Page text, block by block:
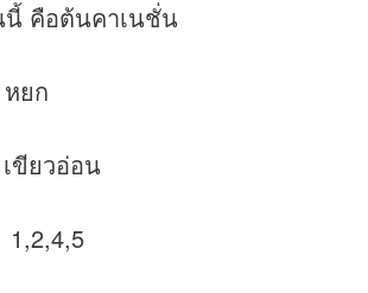
นี้ คือต้นคาเนชั่น
ยก
วอ่อน
1,2,4,5